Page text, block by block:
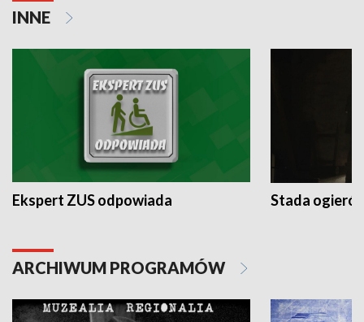
INNE
Ekspert ZUS odpowiada Stada
ARCHIWUM PROGRAMÓW